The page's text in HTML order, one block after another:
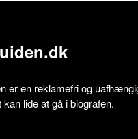
er en reklamefri og
kan lide at gå i biografen.